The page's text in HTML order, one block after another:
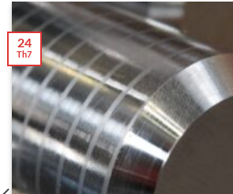
24
Th7